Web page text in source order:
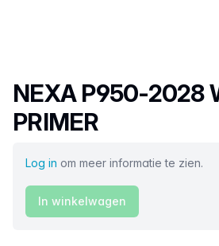
Productnaam
NEXA P950-2028
PRIMER
Log in om meer informatie te zien.
In winkelwagen